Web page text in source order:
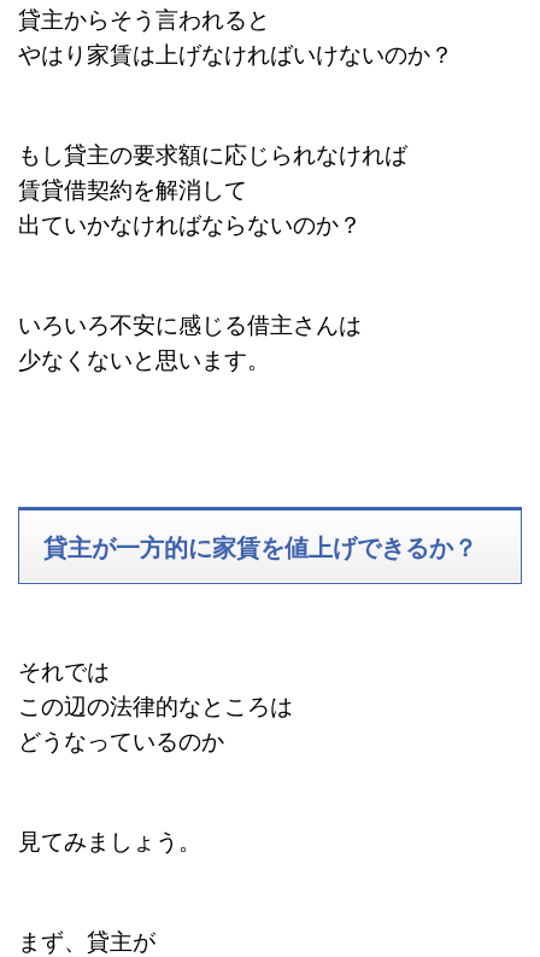
貸主からそう言われると
やはり家賃は上げなければいけないのか？
もし貸主の要求額に応じられなければ
賃貸借契約を解消して
出ていかなければならないのか？
いろいろ不安に感じる借主さんは
少なくないと思います。
貸主が一方的に家賃を値上げできるか？
それでは
この辺の法律的なところは
どうなっているのか
見てみましょう。
まず、貸主が